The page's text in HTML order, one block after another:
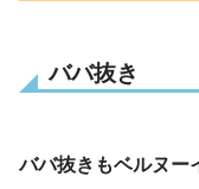
ババ抜き
ババ抜きもベルヌー